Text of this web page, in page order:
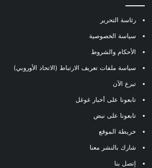
رئاسة التحرير
سياسة الخصوصية
الأحكام والشروط
سياسة ملفات تعريف الارتباط (الاتحاد الأوروبي)
تبرع الآن
تابعونا على أخبار غوغل
تابعونا على نبض
خريطة الموقع
شارك بالنشر معنا
إتصل بنا